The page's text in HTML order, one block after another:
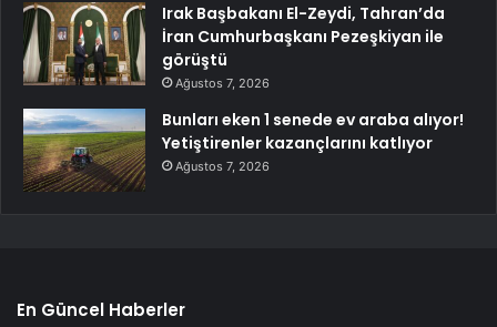
Irak Başbakanı El-Zeydi, Tahran’da
İran Cumhurbaşkanı Pezeşkiyan ile
görüştü
Ağustos 7, 2026
Bunları eken 1 senede ev araba alıyor!
Yetiştirenler kazançlarını katlıyor
Ağustos 7, 2026
En Güncel Haberler